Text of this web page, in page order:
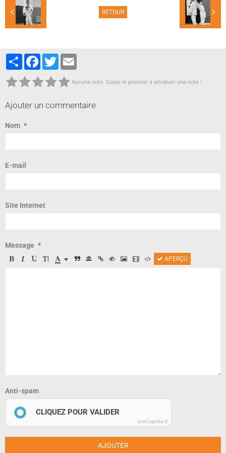
RETOUR
PartagerFacebook
Twitter
Aucune note. Soyez le premier à attribuer une note !
Ajouter un commentaire
Nom
E-mail
Site Internet
Message
APERÇU
Anti-spam
CLIQUEZ POUR VALIDER
IconCaptcha ©
AJOUTER